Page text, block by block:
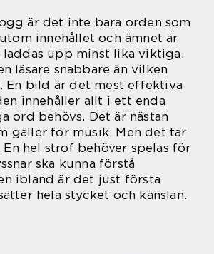
är det inte bara orden som
innehållet och ämnet är
upp minst lika viktiga.
läsare snabbare än vilken
En bild är det mest effektiva
innehåller allt i ett enda
ord behövs. Det är nästan
gäller för musik. Men det tar
hel strof behöver spelas för
ska kunna förstå
ibland är det just första
hela stycket och känslan.